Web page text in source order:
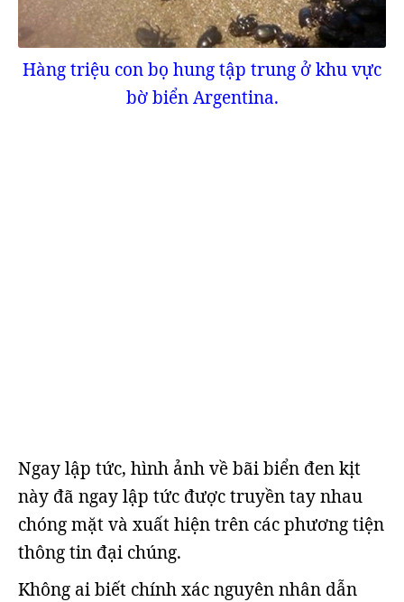
Hàng triệu con bọ hung tập trung ở khu vực
bờ biển Argentina.
Ngay lập tức, hình ảnh về bãi biển đen kịt
này đã ngay lập tức được truyền tay nhau
chóng mặt và xuất hiện trên các phương tiện
thông tin đại chúng.
Không ai biết chính xác nguyên nhân dẫn